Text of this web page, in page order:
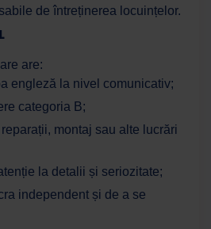
de întreținerea locuințelor.
are:
engleză la nivel comunicativ;
categoria B;
montaj sau alte lucrări
la detalii și seriozitate;
independent și de a se
Asistent AI